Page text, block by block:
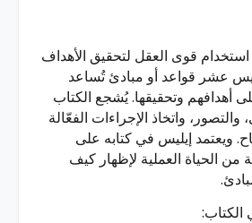
استخدام قوى العقل لتحقيق الأهداف
عشر قواعد أو مبادئ تُساعد
أهدافهم وتحقيقها. يُشجع الكتاب
والتصور، واتخاذ الإجراءات الفعّالة
ويعتمد إيليس في كتابه على
الحياة العملية لإظهار كيف
الكتاب: